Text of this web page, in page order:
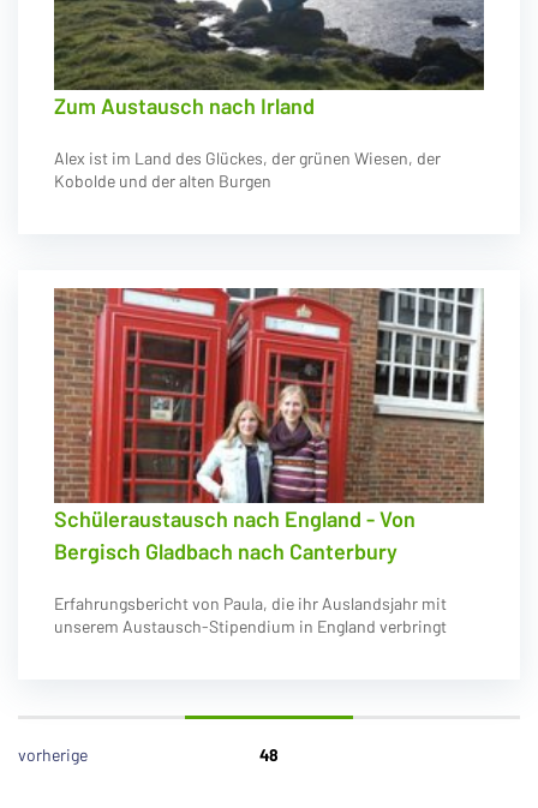
Zum Austausch nach Irland
Alex ist im Land des Glückes, der grünen Wiesen, der
Kobolde und der alten Burgen
Schüleraustausch nach England - Von
Bergisch Gladbach nach Canterbury
Erfahrungsbericht von Paula, die ihr Auslandsjahr mit
unserem Austausch-Stipendium in England verbringt
vorherige 48